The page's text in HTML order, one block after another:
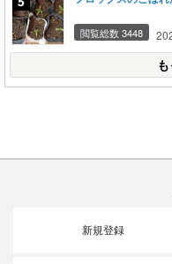
閲覧総数 3448
新規登録